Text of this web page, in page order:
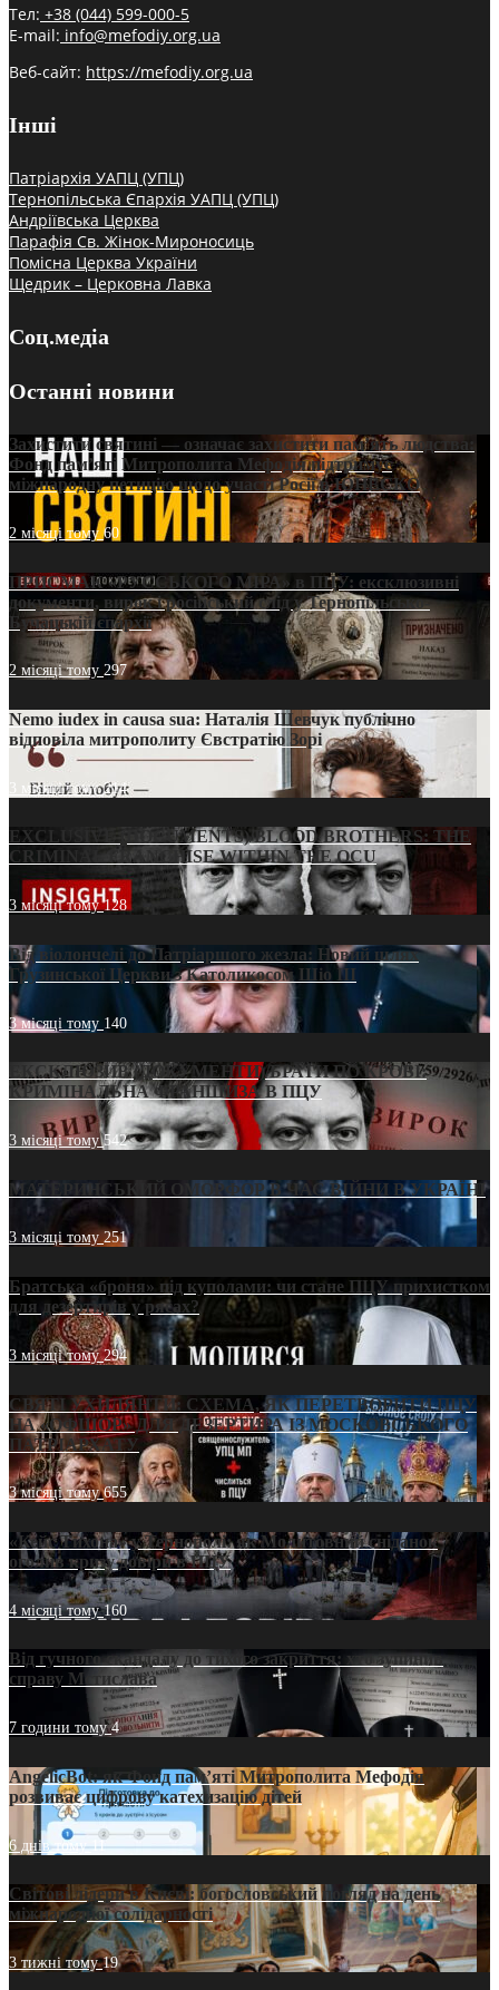
Тел: +38 (044) 599-000-5
E-mail: info@mefodiy.org.ua
Веб-сайт: https://mefodiy.org.ua
Інші
Патріархія УАПЦ (УПЦ)
Тернопільська Єпархія УАПЦ (УПЦ)
Андріївська Церква
Парафія Св. Жінок-Мироносиць
Помісна Церква України
Щедрик – Церковна Лавка
Соц.медіа
Останні новини
Захистити святині — означає захистити пам’ять людства:
Фонд пам’яті Митрополита Мефодія підтримує
міжнародну петицію щодо участі Росії в ЮНЕСКО
2 місяці тому60
ПРИСМАК «РУССЬКОГО МІРА» в ПЦУ: ексклюзивні
документи, вирок і російський слід у Тернопільсько-
Бучацькій єпархії
2 місяці тому 297
Nemo iudex in causa sua: Наталія Шевчук публічно
відповіла митрополиту Євстратію Зорі
3 місяці тому214
EXCLUSIVE (DOCUMENTS)/BLOOD BROTHERS: THE
CRIMINAL FRANCHISE WITHIN THE OCU
3 місяці тому128
Від віолончелі до Патріаршого жезла: Новий шлях
Грузинської Церкви з Католикосом Шіо III
3 місяці тому 140
ЕКСКЛЮЗИВ (ДОКУМЕНТИ)/БРАТИ ПО КРОВІ:
КРИМІНАЛЬНА ФРАНШИЗА В ПЦУ
3 місяці тому542
МАТЕРИНСЬКИЙ ОМОРФОР В ЧАС ВІЙНИ В УКРАЇНІ
3 місяці тому251
Братська «броня» під куполами: чи стане ПЦУ прихистком
для дезертирів у рясах?
3 місяці тому294
СВЯТІ УХИЛЯНТИ: СХЕМА, ЯК ПЕРЕТВОРИТИ ПЦУ
НА «ОФШОР» ДЛЯ ДЕЗЕРТИРА ІЗ МОСКОВСЬКОГО
ПАТРІАРХАТУ
3 місяці тому655
«Кейс Тихона» у Тернополі: як Молитовний сніданок
оголив кризу довіри в ПЦУ
4 місяці тому160
Від гучного скандалу до тихого закриття: хто зупинив
справу Мстислава
7 години тому4
AngelicBot: як Фонд пам’яті Митрополита Мефодія
розвиває цифрову катехизацію дітей
6 днів тому11
Світові лідери в Києві: богословський погляд на день
міжнародної солідарності
3 тижні тому19